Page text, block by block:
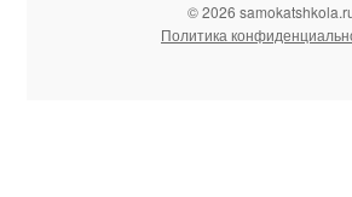
© 2026
Политика